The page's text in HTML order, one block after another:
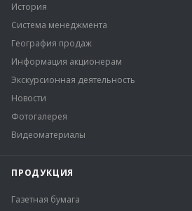
История
Система менеджмента
География продаж
Информация акционерам
Экскурсионная деятельность
Новости
Фотогалерея
Видеоматериалы
ПРОДУКЦИЯ
Газетная бумага